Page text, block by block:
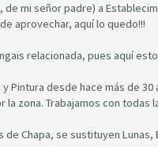
de mi señor padre) a
aprovechar, aquí lo quedo!!!
relacionada, pues aquí
Pintura desde hace más de
zona. Trabajamos con todas
Chapa, se sustituyen